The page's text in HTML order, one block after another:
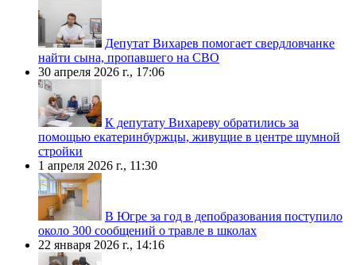
Депутат Вихарев помогает свердловчанке
найти сына, пропавшего на СВО
30 апреля 2026 г., 17:06
К депутату Вихареву обратились за
помощью екатеринбуржцы, живущие в центре шумной
стройки
1 апреля 2026 г., 11:30
В Югре за год в депобразования поступило
около 300 сообщений о травле в школах
22 января 2026 г., 14:16